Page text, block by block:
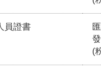
員證書
(